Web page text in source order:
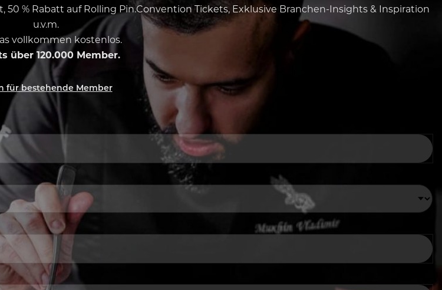
50 % Rabatt auf Rolling Pin.Convention Tickets, Exklusive Branchen-Insights & Inspiration
u.v.m.
vollkommen kostenlos.
über 120.000 Member.
für bestehende Member